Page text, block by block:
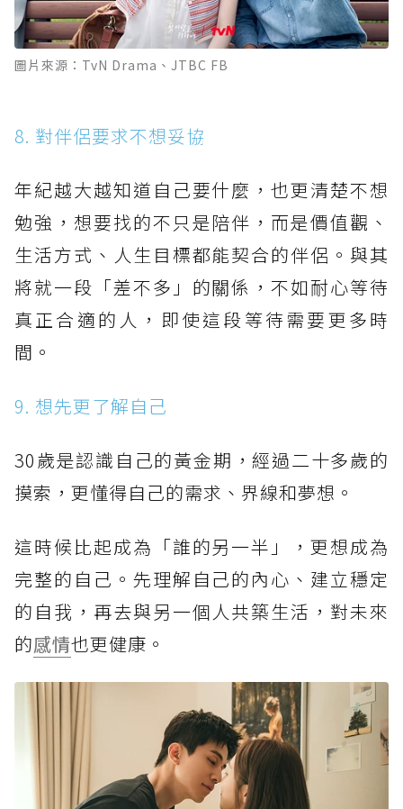
圖片來源：TvN Drama、JTBC FB
8. 對伴侶要求不想妥協
年紀越大越知道自己要什麼，也更清楚不想
勉強，想要找的不只是陪伴，而是價值觀、
生活方式、人生目標都能契合的伴侶。與其
將就一段「差不多」的關係，不如耐心等待
真正合適的人，即使這段等待需要更多時
間。
9. 想先更了解自己
30歲是認識自己的黃金期，經過二十多歲的
摸索，更懂得自己的需求、界線和夢想。
這時候比起成為「誰的另一半」，更想成為
完整的自己。先理解自己的內心、建立穩定
的自我，再去與另一個人共築生活，對未來
的感情也更健康。